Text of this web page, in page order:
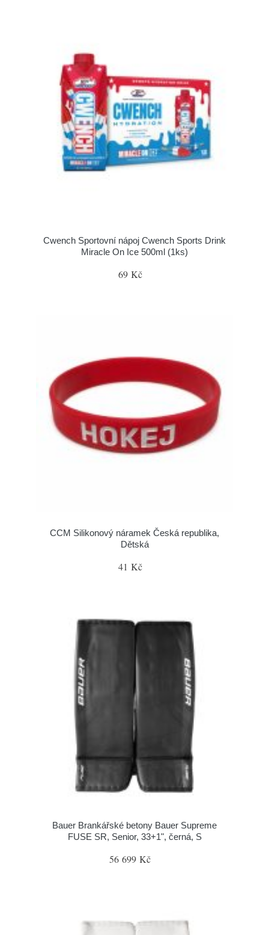
Cwench Sportovní nápoj Cwench Sports Drink
Miracle On Ice 500ml (1ks)
69 Kč
CCM Silikonový náramek Česká republika,
Dětská
41 Kč
Bauer Brankářské betony Bauer Supreme
FUSE SR, Senior, 33+1", černá, S
56 699 Kč